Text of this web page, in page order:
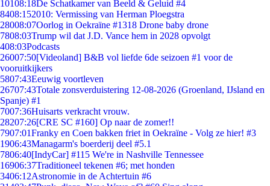
10108:18De Schatkamer van Beeld & Geluid #4
8408:152010: Vermissing van Herman Ploegstra
28008:07Oorlog in Oekraïne #1318 Drone baby drone
7808:03Trump wil dat J.D. Vance hem in 2028 opvolgt
408:03Podcasts
26007:50[Videoland] B&B vol liefde 6de seizoen #1 voor de
vooruitkijkers
5807:43Eeuwig voortleven
26707:43Totale zonsverduistering 12-08-2026 (Groenland, IJsland en
Spanje) #1
7007:36Huisarts verkracht vrouw.
28207:26[CRE SC #160] Op naar de zomer!!
7907:01Franky en Coen bakken friet in Oekraïne - Volg ze hier! #3
1906:43Managarm's boerderij deel #5.1
7806:40[IndyCar] #115 We're in Nashville Tennessee
16906:37Traditioneel tekenen #6; met honden
3406:12Astronomie in de Achtertuin #6